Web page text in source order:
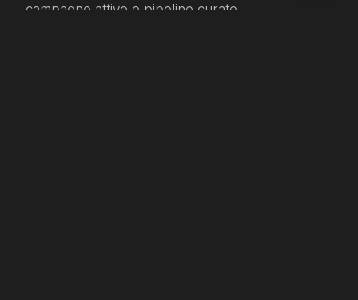
campagne attive e pipeline curate.